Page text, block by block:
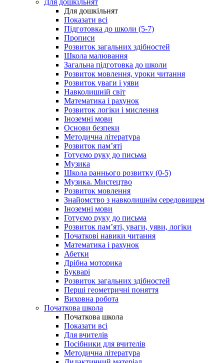
Для дошкільнят
Для дошкільнят
Показати всі
Підготовка до школи (5-7)
Прописи
Розвиток загальних здібностей
Школа малювання
Загальна підготовка до школи
Розвиток мовлення, уроки читання
Розвиток уваги і уяви
Навколишній світ
Математика і рахунок
Розвиток логіки і мислення
Іноземні мови
Основи безпеки
Методична література
Розвиток пам’яті
Готуємо руку до письма
Музика
Школа раннього розвитку (0-5)
Музика. Мистецтво
Розвиток мовлення
Знайомство з навколишнім середовищем
Іноземні мови
Готуємо руку до письма
Розвиток пам’яті, уваги, уяви, логіки
Початкові навики читання
Математика і рахунок
Абетки
Дрібна моторика
Букварі
Розвиток загальних здібностей
Перші геометричні поняття
Виховна робота
Початкова школа
Початкова школа
Показати всі
Для вчителів
Посібники для вчителів
Методична література